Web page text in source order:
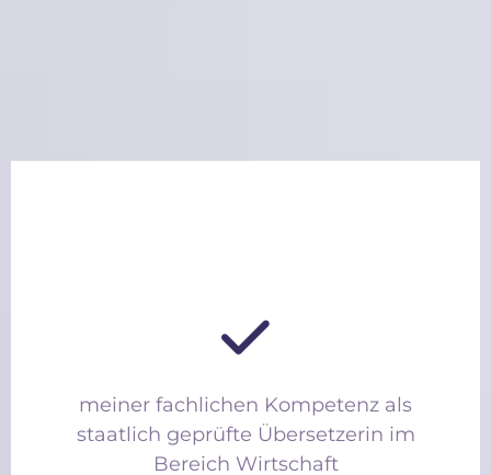
meiner fachlichen Kompetenz als
staatlich geprüfte Übersetzerin im
Bereich Wirtschaft